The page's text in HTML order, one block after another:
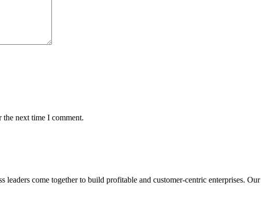
the next time I comment.
leaders come together to build profitable and customer-centric enterprises.